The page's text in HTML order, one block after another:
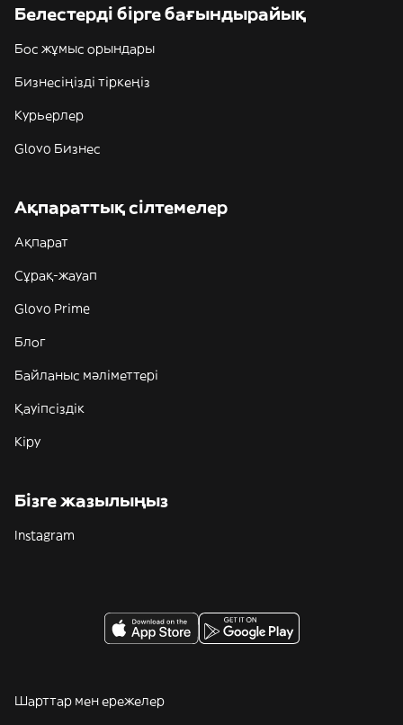
Белестерді бірге бағындырайық
Бос жұмыс орындары
Бизнесіңізді тіркеңіз
Курьерлер
Glovo Бизнес
Ақпараттық сілтемелер
Ақпарат
Сұрақ-жауап
Glovo Prime
Блог
Байланыс мәліметтері
Қауіпсіздік
Кіру
Бізге жазылыңыз
Instagram
Шарттар мен ережелер